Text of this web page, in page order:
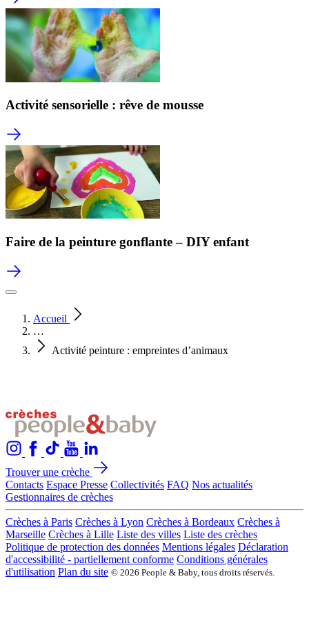
Activité sensorielle : rêve de mousse
Faire de la peinture gonflante – DIY enfant
Accueil
…
Activité peinture : empreintes d’animaux
Trouver une crèche
Contacts Espace Presse Collectivités FAQ Nos actualités
Gestionnaires de crèches
Crèches à Paris Crèches à Lyon Crèches à Bordeaux Crèches à
Marseille Crèches à Lille Liste des villes Liste des crèches
Politique de protection des données Mentions légales Déclaration
d'accessibilité - partiellement conforme Conditions générales
d'utilisation Plan du site © 2026 People & Baby, tous droits réservés.